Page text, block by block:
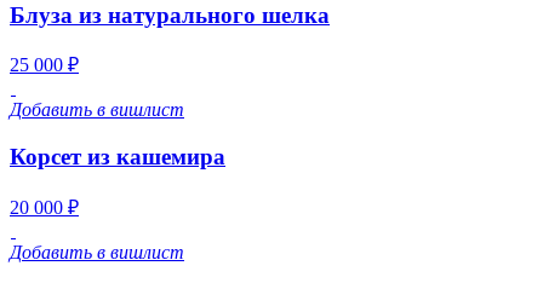
Блуза из натурального шелка
25 000 ₽
Добавить в вишлист
Корсет из кашемира
20 000 ₽
Добавить в вишлист